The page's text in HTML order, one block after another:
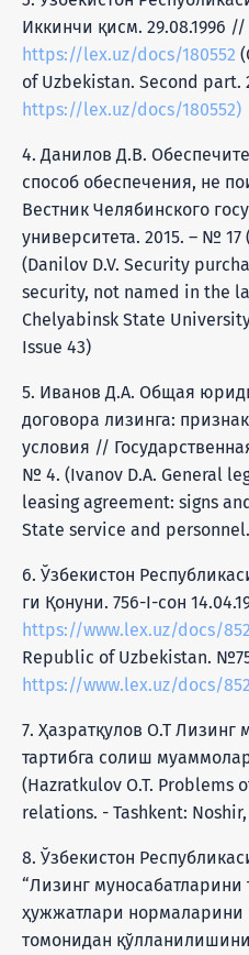
Иккинчи қисм. 29.08.1996 //
https://lex.uz/docs/180552
of Uzbekistan. Second part.
https://lex.uz/docs/180552)
4. Данилов Д.В.
способ обеспечения, не
Вестник Челябинского
университета. 2015. – №
(Danilov D.V. Security
security, not named in the
Chelyabinsk State
Issue 43)
5. Иванов Д.А. Общая
договора лизинга:
условия //
№ 4. (Ivanov D.A. General
leasing agreement: signs
State service and
6. Ўзбекистон
ги Қонуни. 756-I-сон
https://www.lex.uz/docs/
Republic of Uzbekistan.
https://www.lex.uz/docs/
7. Ҳазратқулов О.Т Лизинг
тартибга солиш
(Hazratkulov O.T. Problems
relations. - Tashkent: Noshir,
8. Ўзбекистон
“Лизинг муносабатларини
ҳужжатлари нормаларини
томонидан